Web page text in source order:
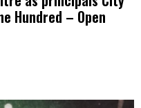
Hundred – Open